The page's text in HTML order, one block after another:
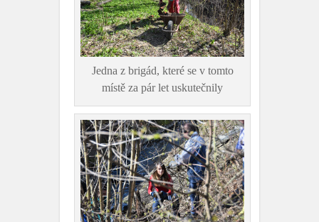
Jedna z brigád, které se v tomto
místě za pár let uskutečnily